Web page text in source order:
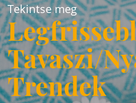
Tekintse meg
Tavaszi/
Trendek